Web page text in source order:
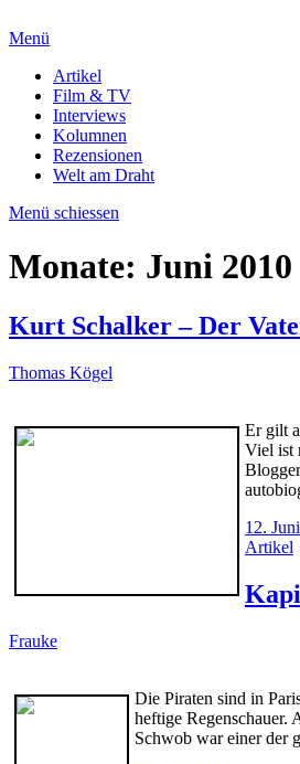
Menü
Artikel
Film & TV
Interviews
Kolumnen
Rezensionen
Welt am Draht
Menü schiessen
Monate: Juni 2010
Kurt Schalker – Der
Thomas Kögel
Er gilt
Viel ist
12.
Artikel
Frauke
Die Piraten sind in
heftige
Schwob war einer der